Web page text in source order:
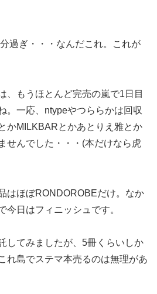
過ぎ・・・なんだこれ。これが
、もうほとんど完売の嵐で1日目
。一応、ntypeやつららかは回収
かMILKBARとかあとりえ雅とか
せんでした・・・(本だけなら虎
はほぼRONDOROBEだけ。なか
今日はフィニッシュです。
してみましたが、5冊くらいしか
れ島でステマ本売るのは無理があ